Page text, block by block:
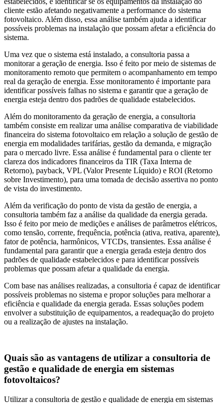
cliente estão afetando negativamente a performance do sistema
fotovoltaico. Além disso, essa análise também ajuda a identificar
possíveis problemas na instalação que possam afetar a eficiência do
sistema.
Uma vez que o sistema está instalado, a consultoria passa a
monitorar a geração de energia. Isso é feito por meio de sistemas de
monitoramento remoto que permitem o acompanhamento em tempo
real da geração de energia. Esse monitoramento é importante para
identificar possíveis falhas no sistema e garantir que a geração de
energia esteja dentro dos padrões de qualidade estabelecidos.
Além do monitoramento da geração de energia, a consultoria
também consiste em realizar uma análise comparativa de viabilidade
financeira do sistema fotovoltaico em relação a solução de gestão de
energia em modalidades tarifárias, gestão da demanda, e migração
para o mercado livre. Essa análise é fundamental para o cliente ter
clareza dos indicadores financeiros da TIR (Taxa Interna de
Retorno), payback, VPL (Valor Presente Líquido) e ROI (Retorno
sobre Investimento), para uma tomada de decisão assertiva no ponto
de vista do investimento.
Além da verificação do ponto de vista da gestão de energia, a
consultoria também faz a análise da qualidade da energia gerada.
Isso é feito por meio de medições e análises de parâmetros elétricos,
como tensão, corrente, frequência, potência (ativa, reativa, aparente),
fator de potência, harmônicos, VTCDs, transientes. Essa análise é
fundamental para garantir que a energia gerada esteja dentro dos
padrões de qualidade estabelecidos e para identificar possíveis
problemas que possam afetar a qualidade da energia.
Com base nas análises realizadas, a consultoria é capaz de identificar
possíveis problemas no sistema e propor soluções para melhorar a
eficiência e qualidade da energia gerada. Essas soluções podem
envolver a substituição de equipamentos, a readequação do projeto
ou a realização de ajustes na instalação.
Quais são as vantagens de utilizar a consultoria de
gestão e qualidade de energia em sistemas
fotovoltaicos?
Utilizar a consultoria de gestão e qualidade de energia em sistemas